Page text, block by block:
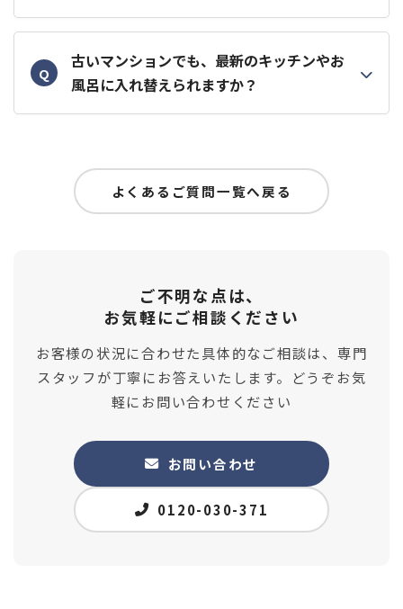
Q
古いマンションでも、最新のキッチンやお
風呂に入れ替えられますか？
よくあるご質問一覧へ戻る
ご不明な点は、
お気軽にご相談ください
お客様の状況に合わせた具体的なご相談は、専門
スタッフが丁寧にお答えいたします。どうぞお気
軽にお問い合わせください
お問い合わせ
0120-030-371